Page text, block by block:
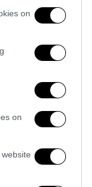
on
on